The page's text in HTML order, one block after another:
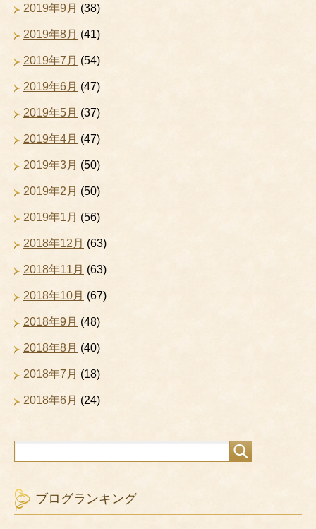
2019年9月 (38)
2019年8月 (41)
2019年7月 (54)
2019年6月 (47)
2019年5月 (37)
2019年4月 (47)
2019年3月 (50)
2019年2月 (50)
2019年1月 (56)
2018年12月 (63)
2018年11月 (63)
2018年10月 (67)
2018年9月 (48)
2018年8月 (40)
2018年7月 (18)
2018年6月 (24)
ブログランキング